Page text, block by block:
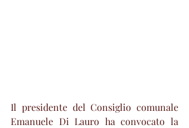
Il presidente del Consiglio comunale
Emanuele Di Lauro ha convocato la